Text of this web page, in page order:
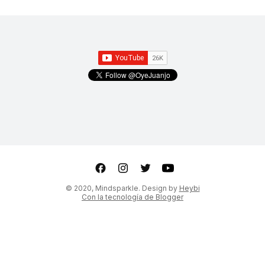
Con la tecnología de Blogger
© 2020, Mindsparkle. Design by Heybi